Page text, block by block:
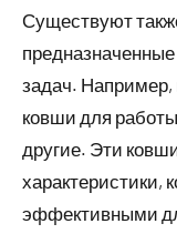
Существуют
задач.
ковши для
другие. Эти
характеристики,
эффективными